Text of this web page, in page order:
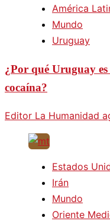
América
Mundo
Uruguay
¿Por qué Uruguay
cocaína?
Editor La Humanidad
Estados
Irán
Mundo
Oriente